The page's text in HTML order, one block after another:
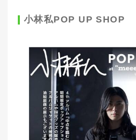
小林私POP UP SHOP